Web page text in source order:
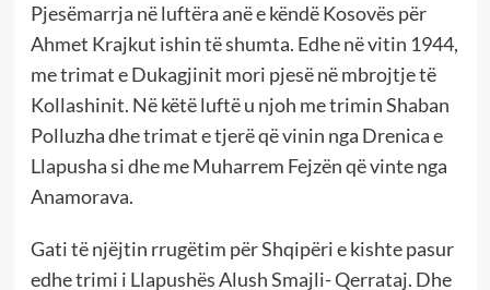
Pjesëmarrja në luftëra anë e këndë Kosovës për
Ahmet Krajkut ishin të shumta. Edhe në vitin 1944,
me trimat e Dukagjinit mori pjesë në mbrojtje të
Kollashinit. Në këtë luftë u njoh me trimin Shaban
Polluzha dhe trimat e tjerë që vinin nga Drenica e
Llapusha si dhe me Muharrem Fejzën që vinte nga
Anamorava.
Gati të njëjtin rrugëtim për Shqipëri e kishte pasur
edhe trimi i Llapushës Alush Smajli- Qerrataj. Dhe